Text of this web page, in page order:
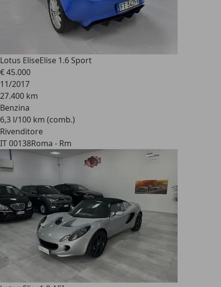
Lotus EliseElise 1.6 Sport
€ 45.000
11/2017
27.400 km
Benzina
6,3 l/100 km (comb.)
Rivenditore
IT 00138Roma - Rm